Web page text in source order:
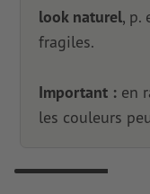
look naturel, p.
fragiles.
Important :en
les couleurs